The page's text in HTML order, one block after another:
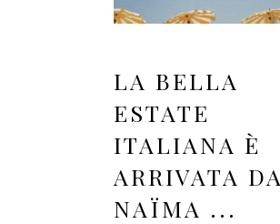
LA BELLA
ESTATE
ITALIANA È
ARRIVATA DA
NAÏMA ...